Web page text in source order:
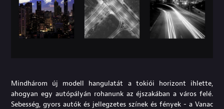
Mindhárom új modell hangulatát a tokiói horizont ihlette,
ahogyan egy autópályán rohanunk az éjszakában a város felé.
Sebesség, gyors autók és jellegzetes színek és fények - a Vanac